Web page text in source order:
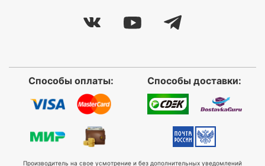
Способы оплаты: Способы доставки:
Производитель на свое усмотрение и без дополнительных уведомлений